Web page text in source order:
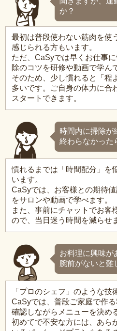
か？
最初は普段使わない筋肉を使
感じられる方もいます。
ただ、CaSyでは早くお仕事
除のコツを研修や動画で学ん
そのため、少し慣れると「程
多いです。ご自身の体力に合
スタートできます。
時間内に掃除が
終わらなかった
慣れるまでは「時間配分」を
います。
CaSyでは、お客様との期待
をサロンや動画で学べます。
また、事前にチャットでお客
ので、当日迷う時間を減らせ
お料理に興味が
腕前がないと難
「プロのシェフ」のような技
CaSyでは、普段ご家庭で作
確認しながらメニューを決め
初めてで不安な方には、あら